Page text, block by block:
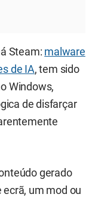
Steam: malware
de IA, tem sido
Windows,
de disfarçar
gerado
um mod ou